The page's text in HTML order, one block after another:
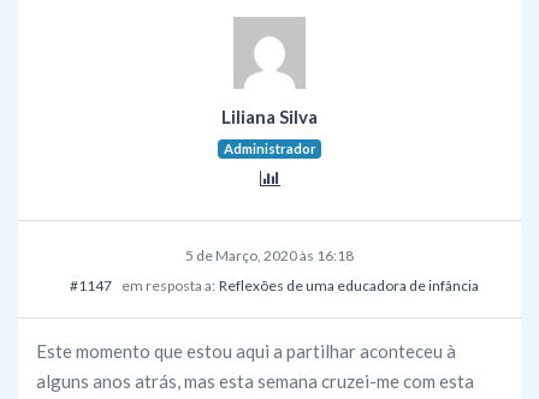
Liliana Silva
Administrador
5 de Março, 2020 às 16:18
#1147 em resposta a: Reflexões de uma educadora de infância
Este momento que estou aqui a partilhar aconteceu à
alguns anos atrás, mas esta semana cruzei-me com esta